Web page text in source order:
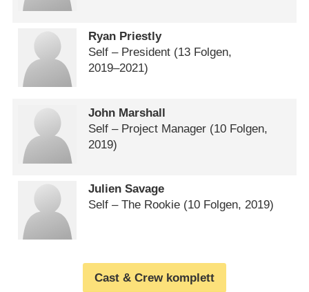
Ryan Priestly
Self – President (13 Folgen,
2019⁠–⁠2021)
John Marshall
Self – Project Manager (10 Folgen,
2019)
Julien Savage
Self – The Rookie (10 Folgen, 2019)
Cast & Crew komplett